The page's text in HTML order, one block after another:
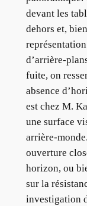
devant les
dehors et,
d’arrière-
fuite, on
absence
est chez M.
une surface
arrière-
ouverture
horizon, ou
sur la
investigation